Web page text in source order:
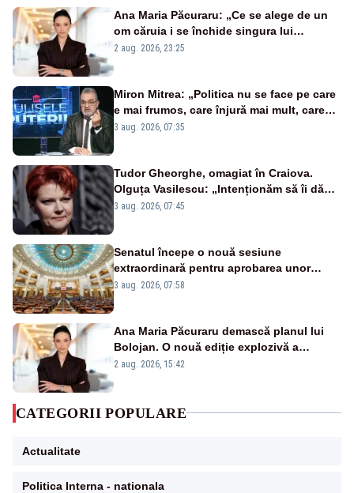
Ana Maria Păcuraru: „Ce se alege de un
om căruia i se închide singura lui
portiță?”
2 aug. 2026, 23:25
Miron Mitrea: „Politica nu se face pe care
e mai frumos, care înjură mai mult, care
țipă mai tare, ci pe proiecte”
3 aug. 2026, 07:35
Tudor Gheorghe, omagiat în Craiova.
Olguța Vasilescu: „Intenționăm să îi dăm
numele lui”
3 aug. 2026, 07:45
Senatul începe o nouă sesiune
extraordinară pentru aprobarea unor
jaloane din PNRR
3 aug. 2026, 07:58
Ana Maria Păcuraru demască planul lui
Bolojan. O nouă ediție explozivă a
emisiunii „Miza Zilei” la Realitatea PLUS
2 aug. 2026, 15:42
CATEGORII POPULARE
Actualitate
Politica Interna - nationala